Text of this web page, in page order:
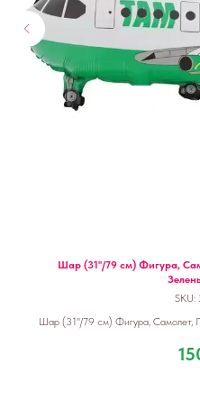
Шар (31''/79 см) Фигура,
SKU:
Шар (31''/79 см) Фигура, Самолет,